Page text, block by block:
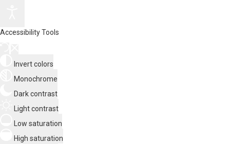
Accessibility Tools
Invert colors
Monochrome
Dark contrast
Light contrast
Low saturation
High saturation